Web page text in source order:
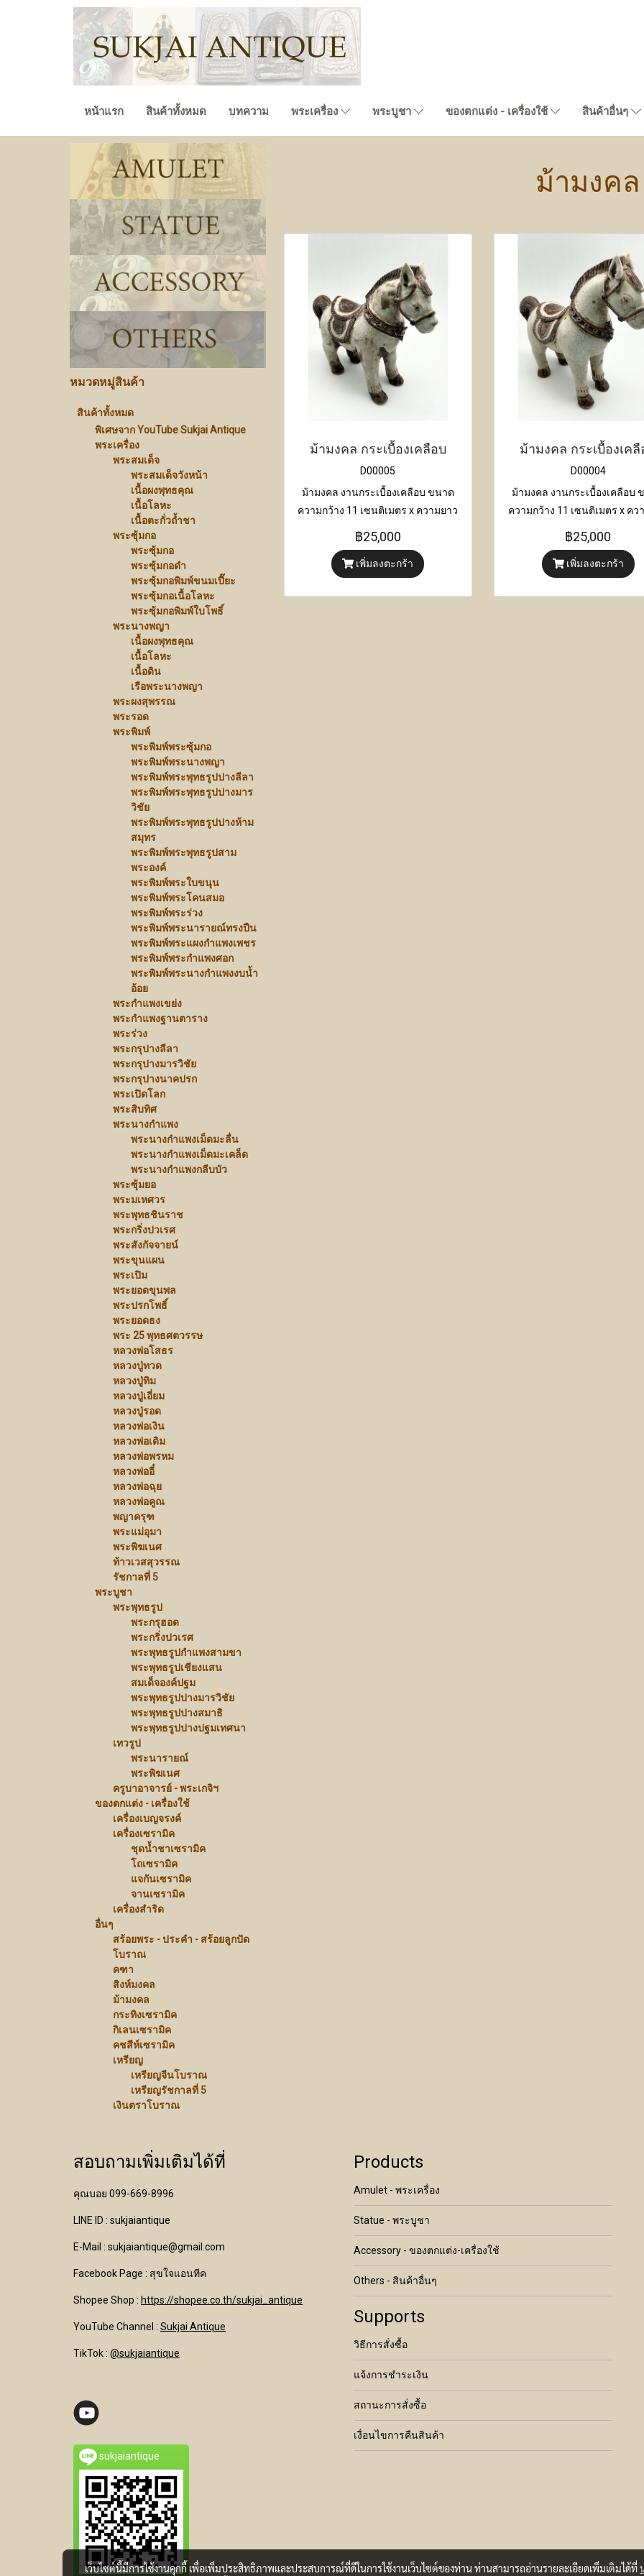
หน้าแรก สินค้าทั้งหมด บทความ พระเครื่อง พระบูชา ของตกแต่ง - เครื่องใช้ สินค้าอื่นๆ
ม้ามงคล
ม้ามงคล กระเบื้องเคลือบ
D00005
ม้ามงคล งานกระเบื้องเคลือบ ขนาด
ความกว้าง 11 เซนติเมตร x ความยาว
เซนติเมตร
฿25,000
เพิ่มลงตะกร้า
ม้ามงคล กระเบื้องเค
D00004
ม้ามงคล งานกระเบื้องเคลือบ
ความกว้าง 11 เซนติเมตร x คว
เซนติเมตร
฿25,000
เพิ่มลงตะกร้า
หมวดหมู่สินค้า
สินค้าทั้งหมด
พิเศษจาก YouTube Sukjai Antique
พระเครื่อง
พระสมเด็จ
พระสมเด็จวังหน้า
เนื้อผงพุทธคุณ
เนื้อโลหะ
เนื้อตะกั่วถ้ำชา
พระซุ้มกอ
พระซุ้มกอ
พระซุ้มกอดำ
พระซุ้มกอพิมพ์ขนมเปี๊ยะ
พระซุ้มกอเนื้อโลหะ
พระซุ้มกอพิมพ์ใบโพธิ์
พระนางพญา
เนื้อผงพุทธคุณ
เนื้อโลหะ
เนื้อดิน
เรือพระนางพญา
พระผงสุพรรณ
พระรอด
พระพิมพ์
พระพิมพ์พระซุ้มกอ
พระพิมพ์พระนางพญา
พระพิมพ์พระพุทธรูปปางลีลา
พระพิมพ์พระพุทธรูปปางมาร
วิชัย
พระพิมพ์พระพุทธรูปปางห้าม
สมุทร
พระพิมพ์พระพุทธรูปสาม
พระองค์
พระพิมพ์พระใบขนุน
พระพิมพ์พระโคนสมอ
พระพิมพ์พระร่วง
พระพิมพ์พระนารายณ์ทรงปืน
พระพิมพ์พระแผงกำแพงเพชร
พระพิมพ์พระกำแพงศอก
พระพิมพ์พระนางกำแพงงบน้ำ
อ้อย
พระกำแพงเขย่ง
พระกำแพงฐานตาราง
พระร่วง
พระกรุปางลีลา
พระกรุปางมารวิชัย
พระกรุปางนาคปรก
พระเปิดโลก
พระสิบทิศ
พระนางกำแพง
พระนางกำแพงเม็ดมะลื่น
พระนางกำแพงเม็ดมะเคล็ด
พระนางกำแพงกลีบบัว
พระซุ้มยอ
พระมเหศวร
พระพุทธชินราช
พระกริ่งปวเรศ
พระสังกัจจายน์
พระขุนแผน
พระเปิม
พระยอดขุนพล
พระปรกโพธิ์
พระยอดธง
พระ 25 พุทธศตวรรษ
หลวงพ่อโสธร
หลวงปู่ทวด
หลวงปู่ทิม
หลวงปู่เอี่ยม
หลวงปู่รอด
หลวงพ่อเงิน
หลวงพ่อเดิม
หลวงพ่อพรหม
หลวงพ่ออี๋
หลวงพ่อฉุย
หลวงพ่อคูณ
พญาครุฑ
พระแม่อุมา
พระพิฆเนศ
ท้าวเวสสุวรรณ
รัชกาลที่ 5
พระบูชา
พระพุทธรูป
พระกรุฮอด
พระกริ่งปวเรศ
พระพุทธรูปกำแพงสามขา
พระพุทธรูปเชียงแสน
สมเด็จองค์ปฐม
พระพุทธรูปปางมารวิชัย
พระพุทธรูปปางสมาธิ
พระพุทธรูปปางปฐมเทศนา
เทวรูป
พระนารายณ์
พระพิฆเนศ
ครูบาอาจารย์ - พระเกจิฯ
ของตกแต่ง - เครื่องใช้
เครื่องเบญจรงค์
เครื่องเซรามิค
ชุดน้ำชาเซรามิค
โถเซรามิค
แจกันเซรามิค
จานเซรามิค
เครื่องสำริด
อื่นๆ
สร้อยพระ - ประคำ - สร้อยลูกปัด
โบราณ
คฑา
สิงห์มงคล
ม้ามงคล
กระทิงเซรามิค
กิเลนเซรามิค
คชสีห์เซรามิค
เหรียญ
เหรียญจีนโบราณ
เหรียญรัชกาลที่ 5
เงินตราโบราณ
สอบถามเพิ่มเติมได้ที่
คุณบอย 099-669-8996
LINE ID : sukjaiantique
E-Mail : sukjaiantique@gmail.com
Facebook Page : สุขใจแอนทีค
Shopee Shop : https://shopee.co.th/sukjai_antique
YouTube Channel : Sukjai Antique
TikTok : @sukjaiantique
sukjaiantique
Products
Amulet - พระเครื่อง
Statue - พระบูชา
Accessory - ของตกแต่ง-เครื่องใช้
Others - สินค้าอื่นๆ
Supports
วิธีการสั่งซื้อ
แจ้งการชำระเงิน
สถานะการสั่งซื้อ
เงื่อนไขการคืนสินค้า
เว็บไซต์นี้มีการใช้งานคุกกี้ เพื่อเพิ่มประสิทธิภาพและประสบการณ์ที่ดีในการใช้งานเว็บไซต์ของท่าน ท่านสามารถอ่านรายละเอียดเพิ่มเติมได้ที่